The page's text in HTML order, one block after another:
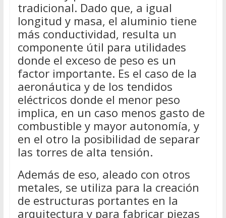
tradicional. Dado que, a igual
longitud y masa, el aluminio tiene
más conductividad, resulta un
componente útil para utilidades
donde el exceso de peso es un
factor importante. Es el caso de la
aeronáutica y de los tendidos
eléctricos donde el menor peso
implica, en un caso menos gasto de
combustible y mayor autonomía, y
en el otro la posibilidad de separar
las torres de alta tensión.
Además de eso, aleado con otros
metales, se utiliza para la creación
de estructuras portantes en la
arquitectura y para fabricar piezas